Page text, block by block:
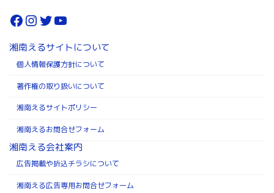
Facebook
Instagram
Twitter
YouTube
湘南えるサイトについて
個人情報保護方針について
著作権の取り扱いについて
湘南えるサイトポリシー
湘南えるお問合せフォーム
湘南える会社案内
広告掲載や折込チラシについて
湘南える広告専用お問合せフォーム